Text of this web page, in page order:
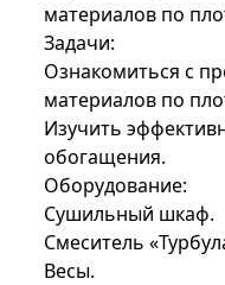
материалов по
Задачи:
Ознакомиться с
материалов по
Изучить
обогащения.
Оборудование:
Сушильный шкаф.
Смеситель
Весы.